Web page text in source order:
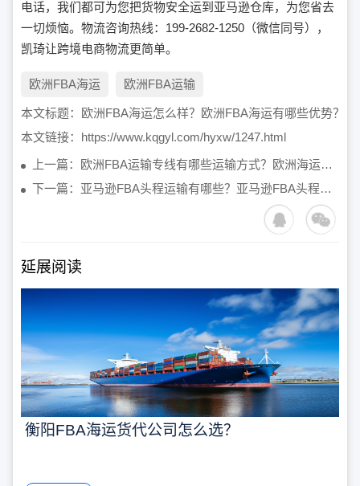
电话，我们都可为您把货物安全运到亚马逊仓库，为您省去
一切烦恼。物流咨询热线：199-2682-1250（微信同号），
凯琦让跨境电商物流更简单。
欧洲FBA海运 欧洲FBA运输
本文标题：
欧洲FBA海运怎么样？欧洲FBA海运有哪些优势？
本文链接： https://www.kqgyl.com/hyxw/1247.html
上一篇：欧洲FBA运输专线有哪些运输方式？欧洲海运专线时效怎么样？
下一篇：亚马逊FBA头程运输有哪些？亚马逊FBA头程运输是什么？
延展阅读
衡阳FBA海运货代公司怎么选？